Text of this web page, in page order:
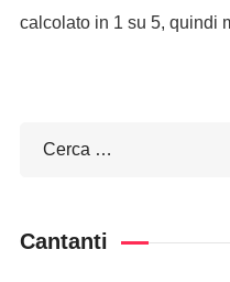
calcolato in 1 su 5, quindi
Cantanti